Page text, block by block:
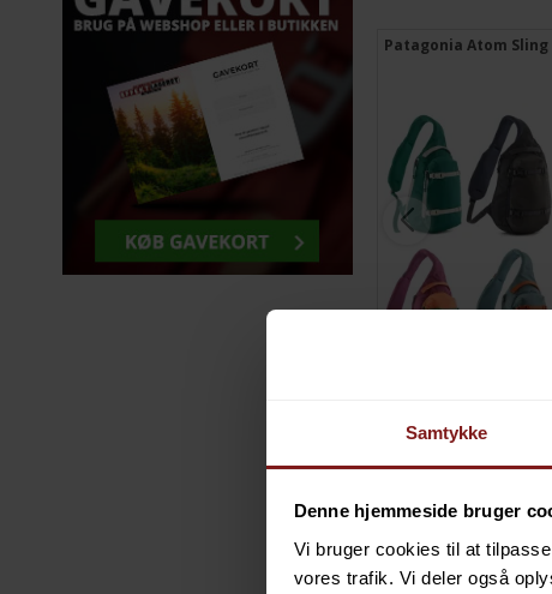
Samtykke
Denne hjemmeside bruger
Vi bruger cookies til at
vores trafik. Vi deler også
Patagonia Refugio Backpack 26L -
Udgået farver
Patagonia Atom Sling